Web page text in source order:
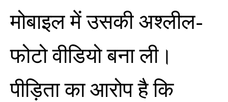
मोबाइल में उसकी अश्लील-
फोटो वीडियो बना ली।
पीड़िता का आरोप है कि